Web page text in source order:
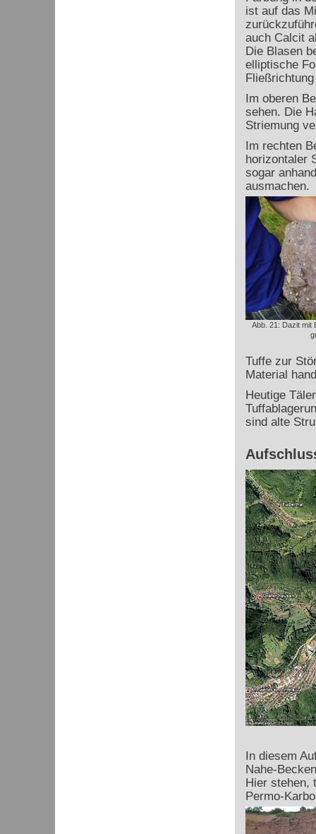
ist auf das
auch Calcit
Die Blasen
elliptische
Im oberen
sehen. Die
Striemung
Im rechten
horizontaler
sogar
ausmachen.
Abb. 21: Dazit mit
Tuffe zur
Material
Heutige
sind alte
In diesem
Nahe-
Hier stehen,
Permo-